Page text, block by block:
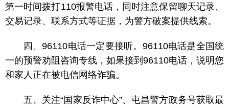
第一时间拨打110报警电话，同时注意保留聊天记录、
交易记录、联系方式等证据，为警方破案提供线索。
四、96110电话一定要接听。96110电话是全国统
一的预警劝阻咨询专线，如果接到96110电话，说明您
和家人正在被电信网络诈骗。
五、关注“国家反诈中心”、屯昌警方政务号获取最